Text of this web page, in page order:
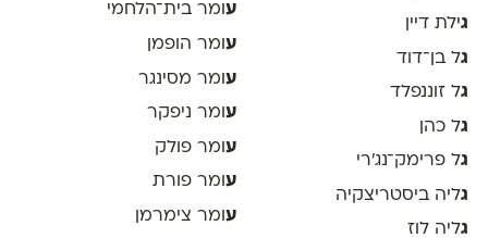
גילת דיין
גל בן־דוד
גל זוננפלד
גל כהן
גל פרימק־נג׳רי
גליה ביסטריצקיה
גליה לוז
עומר בית־הלחמי
ע ומר הופמן
עומר מסינגר
ע ומר ניפקר
ע ומר פולק
עומר פורת
ע ומר צימרמן